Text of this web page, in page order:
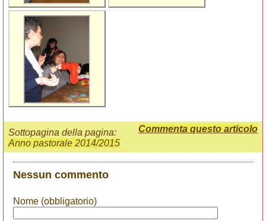
Commenta questo articolo
Sottopagina della pagina:
Anno pastorale 2014/2015
Nessun commento
Nome (obbligatorio)